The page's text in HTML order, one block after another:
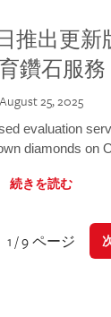
日推出更
鑽石服務
August 25, 2025
evaluation
diamonds on
続きを読む
1 / 9 ページ